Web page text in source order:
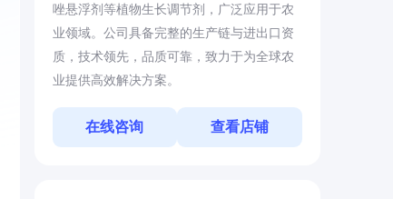
唑悬浮剂等植物生长调节剂，广泛应用于农
业领域。公司具备完整的生产链与进出口资
质，技术领先，品质可靠，致力于为全球农
业提供高效解决方案。
在线咨询 查看店铺